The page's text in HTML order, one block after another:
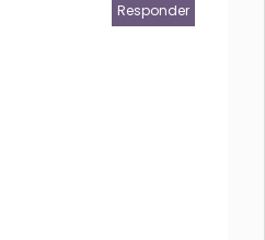
Responder